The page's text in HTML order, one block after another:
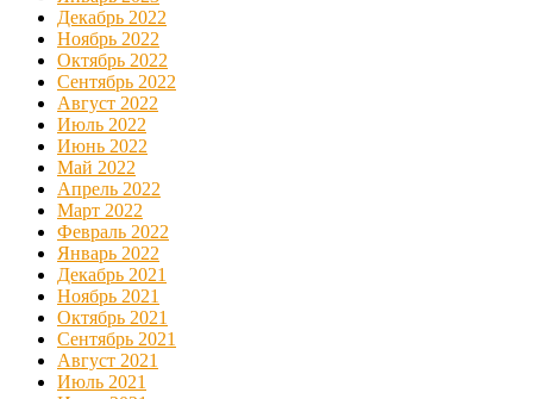
Декабрь 2022
Ноябрь 2022
Октябрь 2022
Сентябрь 2022
Август 2022
Июль 2022
Июнь 2022
Май 2022
Апрель 2022
Март 2022
Февраль 2022
Январь 2022
Декабрь 2021
Ноябрь 2021
Октябрь 2021
Сентябрь 2021
Август 2021
Июль 2021